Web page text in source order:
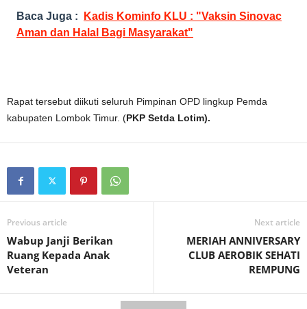
Baca Juga :
Kadis Kominfo KLU : "Vaksin Sinovac
Aman dan Halal Bagi Masyarakat"
Rapat tersebut diikuti seluruh Pimpinan OPD lingkup Pemda
kabupaten Lombok Timur. (PKP Setda Lotim).
Previous article
Wabup Janji Berikan
Ruang Kepada Anak
Veteran
Next article
MERIAH ANNIVERSARY
CLUB AEROBIK SEHATI
REMPUNG